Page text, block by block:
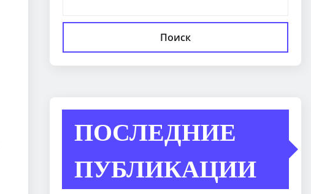
Поиск
ПОСЛЕДНИЕ
ПУБЛИКАЦИИ